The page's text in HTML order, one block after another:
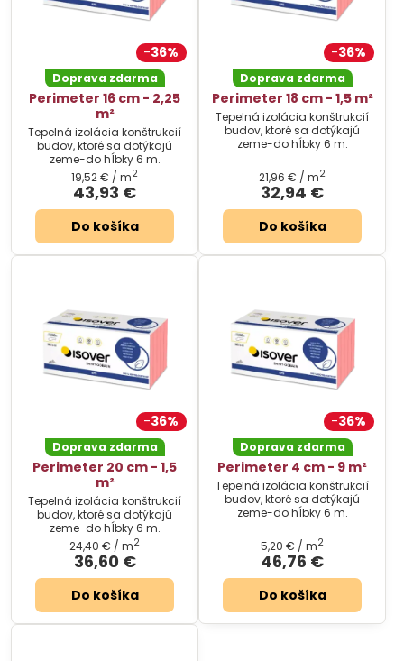
36%
Doprava zdarma
Perimeter 16 cm - 2,25
m²
Tepelná izolácia konštrukcií
budov, ktoré sa dotýkajú
zeme-do hĺbky 6 m.
43,93 €
19,52 € / m2
Do košíka
36%
Doprava zdarma
Perimeter 18 cm - 1,5 m²
Tepelná izolácia konštrukcií
budov, ktoré sa dotýkajú
zeme-do hĺbky 6 m.
32,94 €
21,96 € / m2
Do košíka
36%
Doprava zdarma
Perimeter 20 cm - 1,5
m²
Tepelná izolácia konštrukcií
budov, ktoré sa dotýkajú
zeme-do hĺbky 6 m.
36,60 €
24,40 € / m2
Do košíka
36%
Doprava zdarma
Perimeter 4 cm - 9 m²
Tepelná izolácia konštrukcií
budov, ktoré sa dotýkajú
zeme-do hĺbky 6 m.
46,76 €
5,20 € / m2
Do košíka